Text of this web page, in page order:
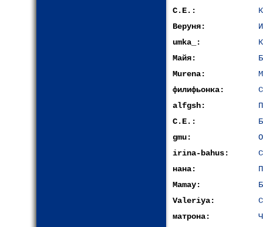
С.Е.:
Веруня:
umka_:
Майя:
Murena:
филифьонка:
alfgsh:
С.Е.:
gmu:
irina-bahus:
нана:
Mamay:
Valeriya:
матрона: